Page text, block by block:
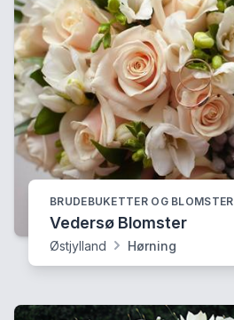
BRUDEBUKETTER OG BLOMSTER
Vedersø Blomster
Østjylland Hørning